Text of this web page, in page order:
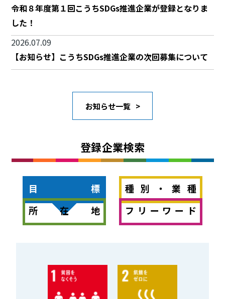
令和８年度第１回こうちSDGs推進企業が登録となりま
した！
2026.07.09
【お知らせ】こうちSDGs推進企業の次回募集について
お知らせ一覧
登録企業検索
目標
種別・業種
所在地
フリーワード